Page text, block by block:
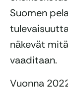
Suomen
näkevät
vaaditaan.
Vuonna